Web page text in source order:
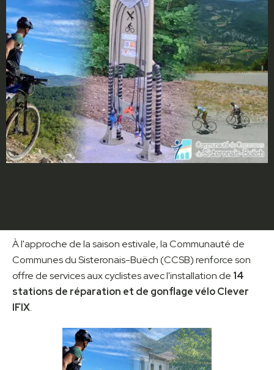
À l'approche de la saison estivale, la Communauté de
Communes du Sisteronais-Buëch (CCSB) renforce son
offre de services aux cyclistes avec l'installation de 14
stations de réparation et de gonflage vélo Clever
IFIX.